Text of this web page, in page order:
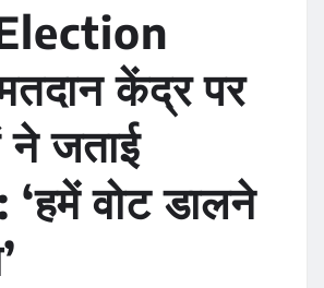
केंद्र पर
ने जताई
‘हमें वोट डालने